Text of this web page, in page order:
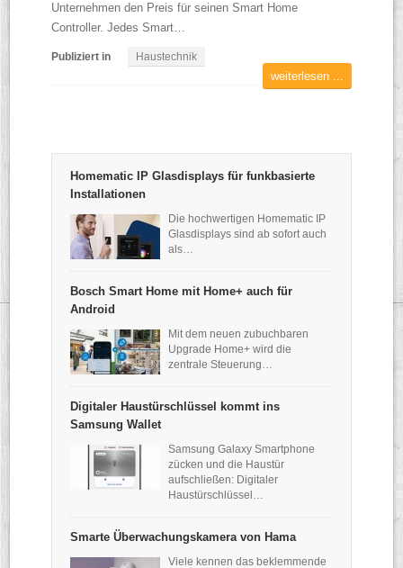
Unternehmen den Preis für seinen Smart Home
Controller. Jedes Smart…
Publiziert in Haustechnik
weiterlesen ...
Homematic IP Glasdisplays für funkbasierte
Installationen
Die hochwertigen Homematic IP
Glasdisplays sind ab sofort auch
als…
Bosch Smart Home mit Home+ auch für
Android
Mit dem neuen zubuchbaren
Upgrade Home+ wird die
zentrale Steuerung…
Digitaler Haustürschlüssel kommt ins
Samsung Wallet
Samsung Galaxy Smartphone
zücken und die Haustür
aufschließen: Digitaler
Haustürschlüssel…
Smarte Überwachungskamera von Hama
Viele kennen das beklemmende